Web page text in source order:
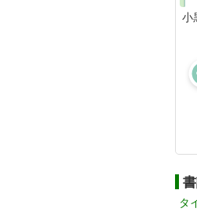
小
タ